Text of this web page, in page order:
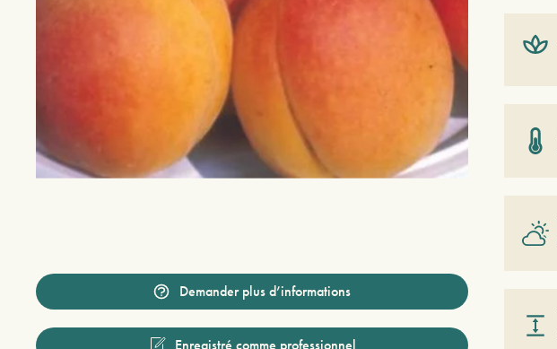
Demander plus d’informations
Enregistré comme professionnel